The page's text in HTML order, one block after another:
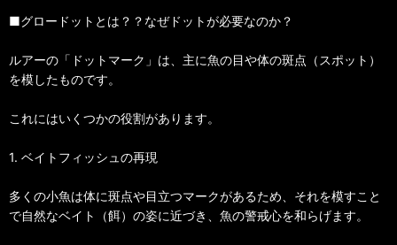
■グロードットとは？？なぜドットが必要なのか？
ルアーの「ドットマーク」は、主に魚の目や体の斑点（スポット）
を模したものです。
これにはいくつかの役割があります。
1. ベイトフィッシュの再現
多くの小魚は体に斑点や目立つマークがあるため、それを模すこと
で自然なベイト（餌）の姿に近づき、魚の警戒心を和らげます。